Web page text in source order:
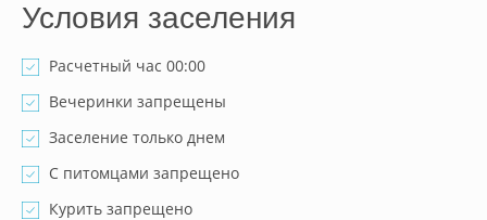
Условия заселения
Расчетный час 00:00
Вечеринки запрещены
Заселение только днем
С питомцами запрещено
Курить запрещено